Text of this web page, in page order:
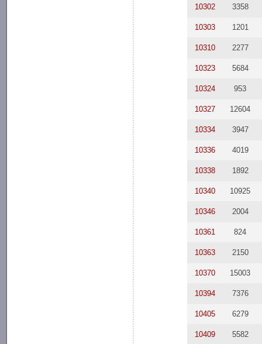
10302 3358
10303 1201
10310 2277
10323 5684
10324 953
10327 12604
10334 3947
10336 4019
10338 1892
10340 10925
10346 2004
10361 824
10363 2150
10370 15003
10394 7376
10405 6279
10409 5582